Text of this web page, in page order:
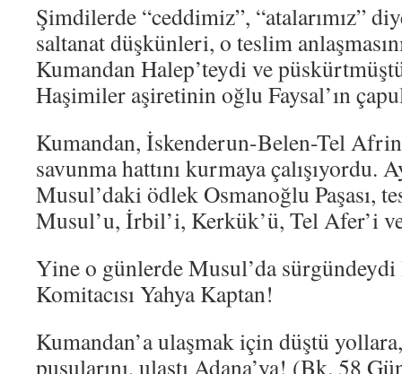
Şimdilerde “ceddimiz”, “atalarımız”
saltanat düşkünleri, o teslim
Kumandan Halep’teydi ve
Haşimiler aşiretinin oğlu Faysal’ın
Kumandan, İskenderun-Belen-Tel
savunma hattını kurmaya çalışıyordu.
Musul’daki ödlek Osmanoğlu Paşası,
Musul’u, İrbil’i, Kerkük’ü, Tel Afer’i
Yine o günlerde Musul’da
Komitacısı Yahya Kaptan!
Kumandan’a ulaşmak için düştü
pusularını, ulaştı Adana’ya! (Bk. 58